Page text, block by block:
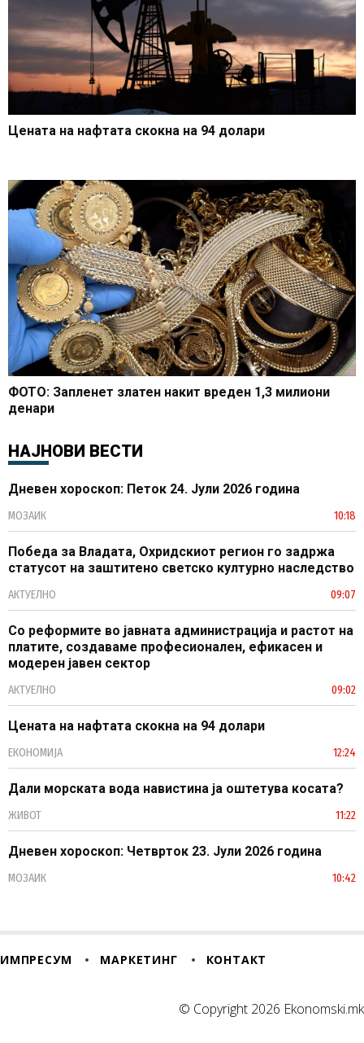
Цената на нафтата скокна на 94 долари
ФОТО: Запленет златен накит вреден 1,3 милиони
денари
НАЈНОВИ ВЕСТИ
Дневен хороскоп: Петок 24. Јули 2026 година
МОЗАИК 10:18
Победа за Владата, Охридскиот регион го задржа
статусот на заштитено светско културно наследство
АКТУЕЛНО 09:07
Со реформите во јавната администрација и растот на
платите, создаваме професионален, ефикасен и
модерен јавен сектор
АКТУЕЛНО 09:02
Цената на нафтата скокна на 94 долари
ЕКОНОМИЈА 12:24
Дали морската вода навистина ја оштетува косата?
ЖИВОТ 11:22
Дневен хороскоп: Четврток 23. Јули 2026 година
МОЗАИК 10:42
ИМПРЕСУМ МАРКЕТИНГ КОНТАКТ
© Copyright 2026 Ekonomski.mk